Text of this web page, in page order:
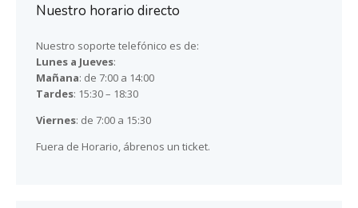
Nuestro horario directo
Nuestro soporte telefónico es de:
Lunes a Jueves:
Mañana: de 7:00 a 14:00
Tardes: 15:30 – 18:30
Viernes: de 7:00 a 15:30
Fuera de Horario, ábrenos un ticket.